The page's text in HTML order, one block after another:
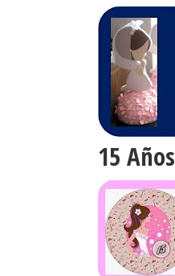
15 Años